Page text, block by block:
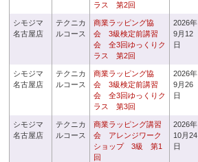
ラス 第2回
シモジマ
名古屋店
テクニカ
ルコース
商業ラッピング協
会 3級検定前講習
会 全3回ゆっくりク
ラス 第2回
2026年
9月12
日
シモジマ
名古屋店
テクニカ
ルコース
商業ラッピング協
会 3級検定前講習
会 全3回ゆっくりク
ラス 第3回
2026年
9月26
日
シモジマ
名古屋店
テクニカ
ルコース
商業ラッピング講習
会 アレンジワーク
ショップ 3級 第1
回
2026年
10月24
日